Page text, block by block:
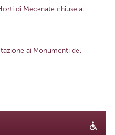
di Mecenate chiuse al
ai Monumenti del